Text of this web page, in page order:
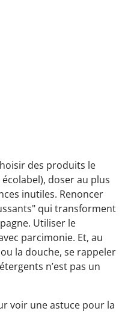
des produits le
doser au plus
inutiles. Renoncer
qui transforment
Utiliser le
parcimonie. Et, au
la douche, se rappeler
n’est pas un
voir une astuce pour la